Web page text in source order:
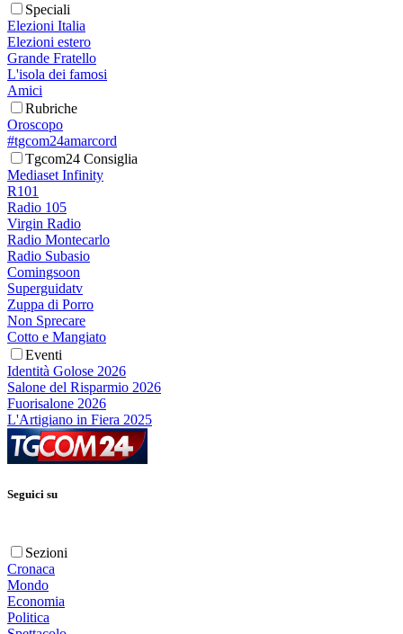
Speciali
Elezioni Italia
Elezioni estero
Grande Fratello
L'isola dei famosi
Amici
Rubriche
Oroscopo
#tgcom24amarcord
Tgcom24 Consiglia
Mediaset Infinity
R101
Radio 105
Virgin Radio
Radio Montecarlo
Radio Subasio
Comingsoon
Superguidatv
Zuppa di Porro
Non Sprecare
Cotto e Mangiato
Eventi
Identità Golose 2026
Salone del Risparmio 2026
Fuorisalone 2026
L'Artigiano in Fiera 2025
Seguici su
Sezioni
Cronaca
Mondo
Economia
Politica